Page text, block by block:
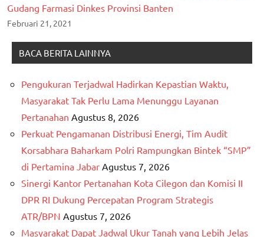
Gudang Farmasi Dinkes Provinsi Banten
Februari 21, 2021
BACA BERITA LAINNYA
Pengukuran Terjadwal Hadirkan Kepastian Waktu,
Masyarakat Tak Perlu Lama Menunggu Layanan
Pertanahan Agustus 8, 2026
Perkuat Pengamanan Distribusi Energi, Tim Audit
Korsabhara Baharkam Polri Rampungkan Bintek “SMP”
di Pertamina Jabar Agustus 7, 2026
Sinergi Kantor Pertanahan Kota Cilegon dan Komisi II
DPR RI Dukung Percepatan Program Strategis
ATR/BPN Agustus 7, 2026
Masyarakat Dapat Jadwal Ukur Tanah yang Lebih Jelas